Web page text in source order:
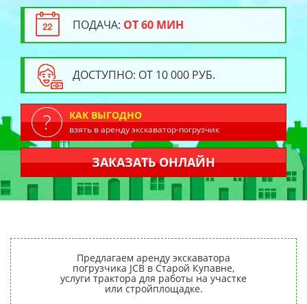
ПОДАЧА: ОТ 60 МИН
ДОСТУПНО: ОТ 10 000 РУБ.
КАК ВЫГОДНО
взять в аренду экскаватор-погрузчик
ЗАКАЗАТЬ ОНЛАЙН
Предлагаем аренду экскаватора
погрузчика JCB в Старой Купавне,
услуги трактора для работы на участке
или стройплощадке.